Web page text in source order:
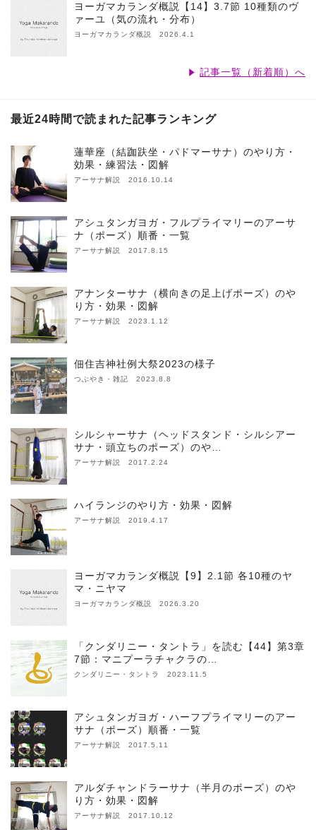
ヨーガマカランダ概説【14】3.7節 10種類のヴ
ァーユ（気の流れ・分布）
ヨーガマカランダ概説 2026.4.1
記事一覧（新着順）へ
最近24時間で読まれた記事ランキング
蓮華座（結跏趺坐・パドマーサナ）のやり方・
効果・練習法・図解
アーサナ解説 2016.10.14
アシュタンガヨガ・フルプライマリーのアーサ
ナ（ポーズ）順番・一覧
アーサナ解説 2017.8.15
アナンターサナ（横向きの足上げポーズ）のや
り方・効果・図解
アーサナ解説 2023.1.12
佃住吉神社例大祭2023の様子
つぶやき・雑記 2023.8.8
シルシャーサナ（ヘッドスタンド・シルシアー
サナ・頭立ちのポーズ）のや…
アーサナ解説 2017.2.24
ハイランジのやり方・効果・図解
アーサナ解説 2019.4.17
ヨーガマカランダ概説【9】2.1節 各10種のヤ
マ・ニヤマ
ヨーガマカランダ概説 2026.3.20
「クンダリニー・タントラ」を読む【44】第3章
7節：マニプーラチャクラの…
クンダリニー・タントラ 2023.11.5
アシュタンガヨガ・ハーフプライマリーのアー
サナ（ポーズ）順番・一覧
アーサナ解説 2017.5.11
アルダチャンドラーサナ（半月のポーズ）のや
り方・効果・図解
アーサナ解説 2017.10.12